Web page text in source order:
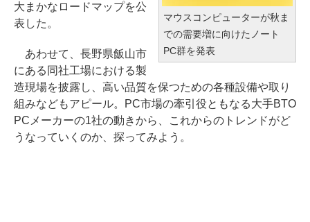
マウスコンピューターが秋ま
での需要増に向けたノート
PC群を発表
大まかなロードマップを公
表した。
あわせて、長野県飯山市
にある同社工場における製
造現場を披露し、高い品質を保つための各種設備や取り
組みなどもアピール。PC市場の牽引役ともなる大手BTO
PCメーカーの1社の動きから、これからのトレンドがど
うなっていくのか、探ってみよう。